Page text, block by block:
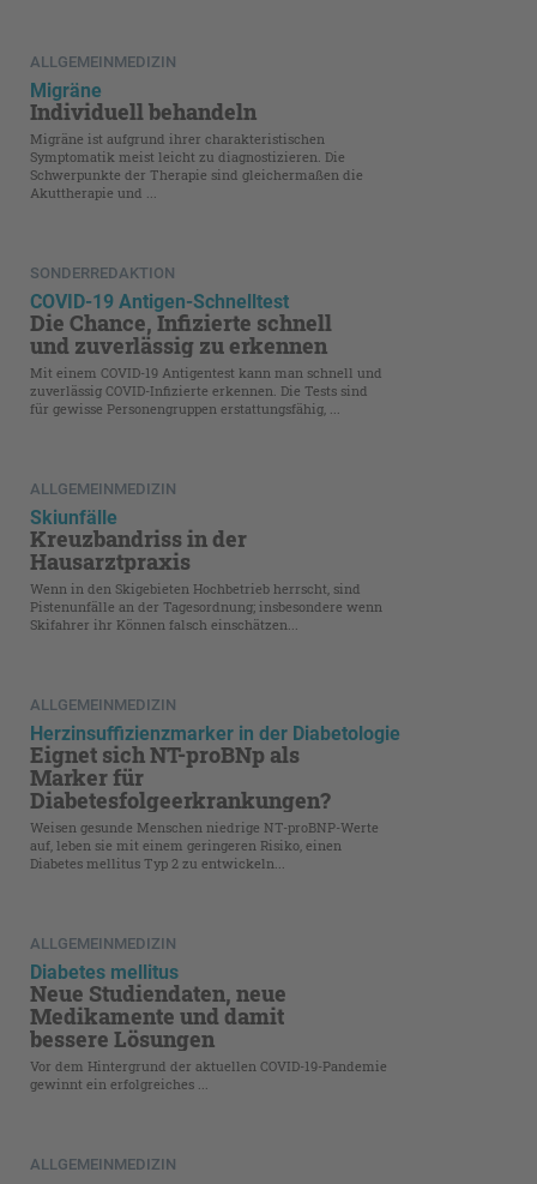
ALLGEMEINMEDIZIN
Migräne
Individuell behandeln
Migräne ist aufgrund ihrer charakteristischen
Symptomatik meist leicht zu diagnostizieren. Die
Schwerpunkte der Therapie sind gleichermaßen die
Akuttherapie und ...
SONDERREDAKTION
COVID-19 Antigen-Schnelltest
Die Chance, Infizierte schnell
und zuverlässig zu erkennen
Mit einem COVID-19 Antigentest kann man schnell und
zuverlässig COVID-Infizierte erkennen. Die Tests sind
für gewisse Personengruppen erstattungsfähig, ...
ALLGEMEINMEDIZIN
Skiunfälle
Kreuzbandriss in der
Hausarztpraxis
Wenn in den Skigebieten Hochbetrieb herrscht, sind
Pistenunfälle an der Tagesordnung; insbesondere wenn
Skifahrer ihr Können falsch einschätzen...
ALLGEMEINMEDIZIN
Herzinsuffizienzmarker in der Diabetologie
Eignet sich NT-proBNp als
Marker für
Diabetesfolgeerkrankungen?
Weisen gesunde Menschen niedrige NT-proBNP-Werte
auf, leben sie mit einem geringeren Risiko, einen
Diabetes mellitus Typ 2 zu entwickeln...
ALLGEMEINMEDIZIN
Diabetes mellitus
Neue Studiendaten, neue
Medikamente und damit
bessere Lösungen
Vor dem Hintergrund der aktuellen COVID-19-Pandemie
gewinnt ein erfolgreiches ...
ALLGEMEINMEDIZIN